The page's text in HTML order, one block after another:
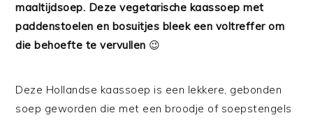
maaltijdsoep. Deze vegetarische kaassoep met
paddenstoelen en bosuitjes bleek een voltreffer om
die behoefte te vervullen 😉
Deze Hollandse kaassoep is een lekkere, gebonden
soep geworden die met een broodje of soepstengels